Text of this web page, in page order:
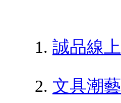
誠品線上
文具潮藝